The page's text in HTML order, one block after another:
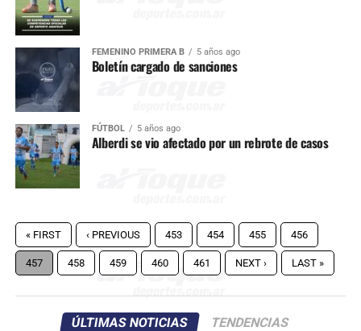
FEMENINO PRIMERA B 5 años ago
Boletín cargado de sanciones
FÚTBOL 5 años ago
Alberdi se vio afectado por un rebrote de casos
« FIRST ‹ PREVIOUS 453 454 455 456
457 458 459 460 461 NEXT › LAST »
ÚLTIMAS NOTICIAS TENDENCIAS